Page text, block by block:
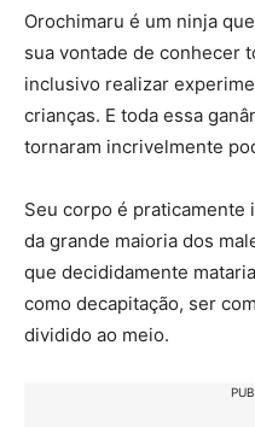
Orochimaru é um ninja
sua vontade de conhecer
inclusivo realizar
crianças. E toda essa
tornaram incrivelmente
Seu corpo é praticamente
da grande maioria dos
que decididamente
como decapitação, ser
dividido ao meio.